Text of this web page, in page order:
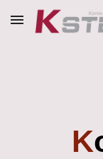
Skip to main
K